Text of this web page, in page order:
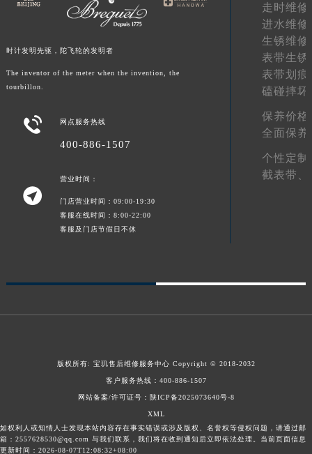
时计发明先驱，陀飞轮的发明者
The inventor of the meter when the invention, the
tourbillon.
 网点服务热线
400-886-1507

营业时间：
门店营业时间：09:00-19:30
客服在线时间：8:00-22:00
客服及门店节假日不休
走时维修
进水维修
生锈维修
表带生锈
表带划痕
磕碰摔坏
保养价格
全面保养
个性定制
截表带、
版权所有: 宝玑售后维修服务中心 Copyright © 2018-2032
客户服务热线： 400-886-1507
网站备案/许可证号：陕ICP备2025073640号-8
XML
如权利人或知情人士发现本站内容存在事实错误或涉及版权、名誉权等侵权问题，请通过邮
箱：2557628530@qq.com 与我们联系，我们将在收到通知后立即依法处理。当前页面信息
更新时间：2026-08-07T12:08:32+08:00